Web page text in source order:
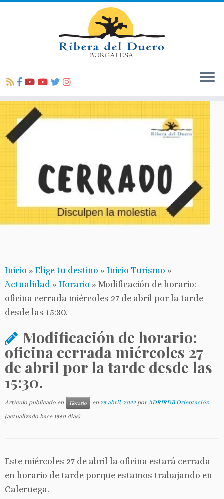
Inicio » Elige tu destino » Inicio Turismo »
Actualidad » Horario » Modificación de horario:
oficina cerrada miércoles 27 de abril por la tarde
desde las 15:30.
Modificación de horario:
oficina cerrada miércoles 27
de abril por la tarde desde las
15:30.
Artículo publicado en Horario en 25 abril, 2022 porADRIRDB Orientación
(actualizado hace 1560 dias)
Este miércoles 27 de abril la oficina estará cerrada
en horario de tarde porque estamos trabajando en
Caleruega.